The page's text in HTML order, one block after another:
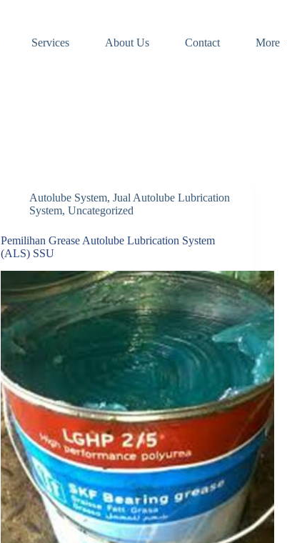
Services About Us Contact More
Autolube System,Jual Autolube Lubrication
System,Uncategorized
Pemilihan Grease Autolube Lubrication System
(ALS) SSU